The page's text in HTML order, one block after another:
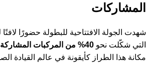
المشاركات
شهدت الجولة الافتتاحية للبطولة حضورًا
التي شكّلت نحو 40% من المركبات المشاركة
مكانة هذا الطراز كأيقونة في عالم القيادة